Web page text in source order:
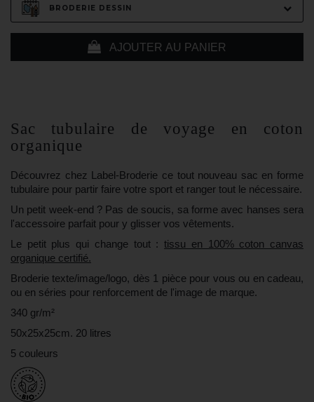
Sac tubulaire de voyage en coton
organique
Découvrez chez Label-Broderie ce tout nouveau sac en forme
tubulaire pour partir faire votre sport et ranger tout le nécessaire.
Un petit week-end ? Pas de soucis, sa forme avec hanses sera
l'accessoire parfait pour y glisser vos vêtements.
Le petit plus qui change tout :tissu en 100% coton canvas
organique certifié.
Broderie texte/image/logo, dès 1 pièce pour vous ou en cadeau,
ou en séries pour renforcement de l'image de marque.
340 gr/m²
50x25x25cm. 20 litres
5 couleurs
BRODERIE DESSIN
AJOUTER AU PANIER